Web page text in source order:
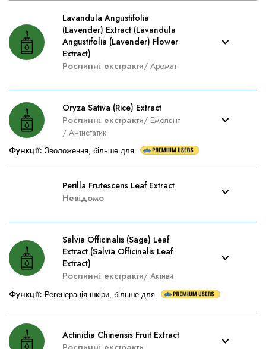
Lavandula Angustifolia
(Lavender) Extract (Lavandula
Angustifolia (Lavender) Flower
Extract)
Рослинні екстракти/ Аромат
Oryza Sativa (Rice) Extract
Рослинні екстракти/ Емолент
/ Антистатик
Функції: Зволоження, більше для
Perilla Frutescens Leaf Extract
Невідомо
Salvia Officinalis (Sage) Leaf
Extract (Salvia Officinalis Leaf
Extract)
Рослинні екстракти/ Активи
Функції: Регенерація шкіри, більше для
Actinidia Chinensis Fruit Extract